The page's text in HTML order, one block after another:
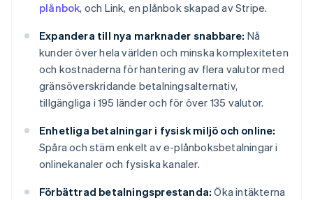
plånbok, och Link, en plånbok skapad av Stripe.
Expandera till nya marknader snabbare: Nå
kunder över hela världen och minska komplexiteten
och kostnaderna för hantering av flera valutor med
gränsöverskridande betalningsalternativ,
tillgängliga i 195 länder och för över 135 valutor.
Enhetliga betalningar i fysisk miljö och online:
Spåra och stäm enkelt av e-plånboksbetalningar i
onlinekanaler och fysiska kanaler.
Förbättrad betalningsprestanda: Öka intäkterna